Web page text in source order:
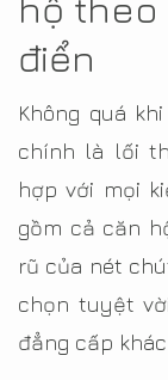
điển
Không quá
chính là lối
hợp với mọi
gồm cả căn
rũ của nét
chọn tuyệt
đẳng cấp khác